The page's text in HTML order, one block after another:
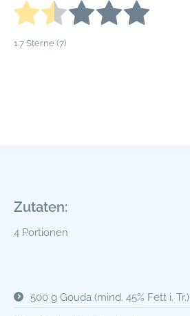
1.7 Sterne (7)
Zutaten:
4 Portionen
500 g Gouda (mind. 45% Fett i. Tr.)